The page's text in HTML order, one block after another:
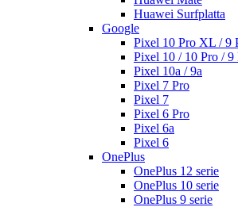
Huawei Surfplatta
Google
Pixel 10 Pro XL / 9
Pixel 10 / 10 Pro / 9
Pixel 10a / 9a
Pixel 7 Pro
Pixel 7
Pixel 6 Pro
Pixel 6a
Pixel 6
OnePlus
OnePlus 12 serie
OnePlus 10 serie
OnePlus 9 serie